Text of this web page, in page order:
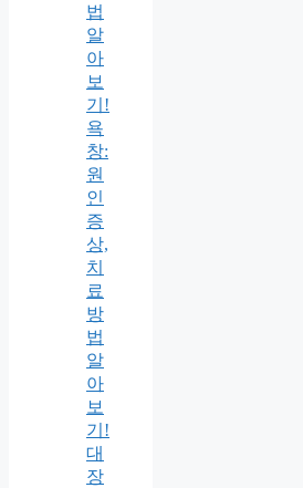
법
알
아
보
기!
욕
창:
원
인
증
상,
치
료
방
법
알
아
보
기!
대
장